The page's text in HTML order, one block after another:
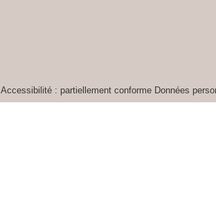
Accessibilité : partiellement conforme Données